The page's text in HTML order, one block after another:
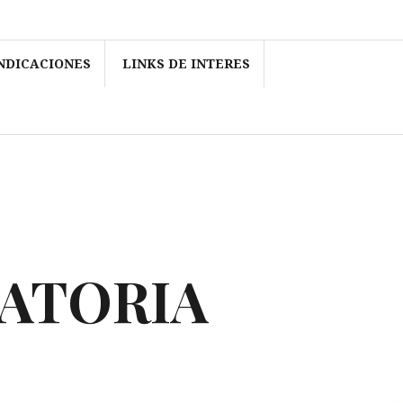
LINKS DE INTERES